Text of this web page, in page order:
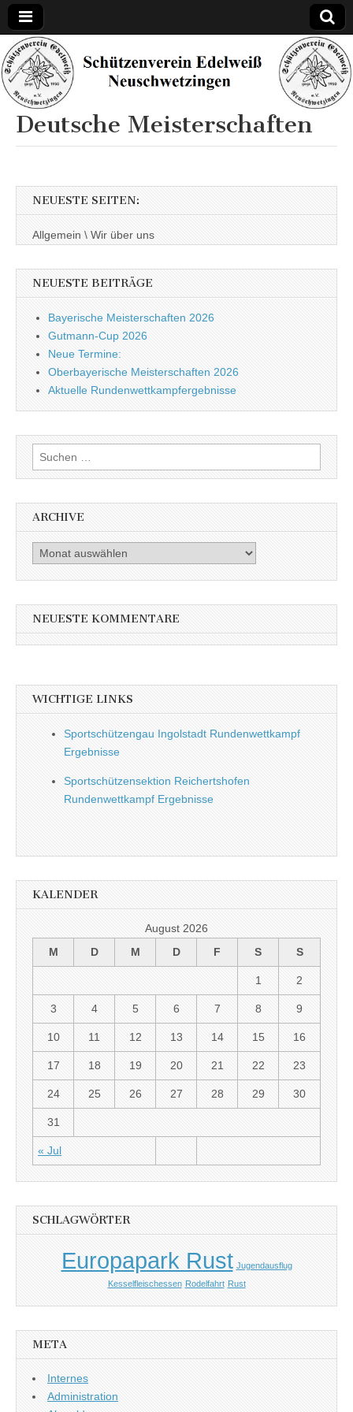
Schützenverein
Edelweiß
Deutsche Meisterschaften
NEUESTE SEITEN:
Allgemein \ Wir über uns
NEUESTE BEITRÄGE
Bayerische Meisterschaften 2026
Gutmann-Cup 2026
Neue Termine:
Oberbayerische Meisterschaften 2026
Aktuelle Rundenwettkampfergebnisse
Suche nach:
ARCHIVE
Archive
NEUESTE KOMMENTARE
WICHTIGE LINKS
Sportschützengau Ingolstadt Rundenwettkampf
Ergebnisse
Sportschützensektion Reichertshofen
Rundenwettkampf Ergebnisse
KALENDER
August 2026
M
D M D F S S
« Jul
1 2
3 4 5 6 7 8 9
10 11 12 13 14 15 16
17 18 19 20 21 22 23
24 25 26 27 28 29 30
31
SCHLAGWÖRTER
Europapark Rust Jugendausflug
Kesselfleischessen Rodelfahrt Rust
META
Internes
Administration